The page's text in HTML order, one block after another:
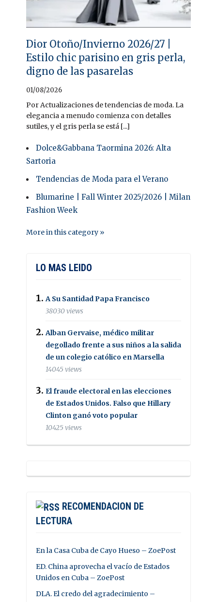
Dior Otoño/Invierno 2026/27 |
Estilo chic parisino en gris perla,
digno de las pasarelas
01/08/2026
Por Actualizaciones de tendencias de moda. La
elegancia a menudo comienza con detalles
sutiles, y el gris perla se está [...]
Dolce&Gabbana Taormina 2026: Alta
Sartoria
Tendencias de Moda para el Verano
Blumarine | Fall Winter 2025/2026 | Milan
Fashion Week
More in this category »
LO MAS LEIDO
A Su Santidad Papa Francisco
38030 views
Alban Gervaise, médico militar
degollado frente a sus niños a la salida
de un colegio católico en Marsella
14045 views
El fraude electoral en las elecciones
de Estados Unidos. Falso que Hillary
Clinton ganó voto popular
10425 views
RECOMENDACION DE
LECTURA
En la Casa Cuba de Cayo Hueso – ZoePost
ED. China aprovecha el vacío de Estados
Unidos en Cuba – ZoePost
DLA. El credo del agradecimiento –